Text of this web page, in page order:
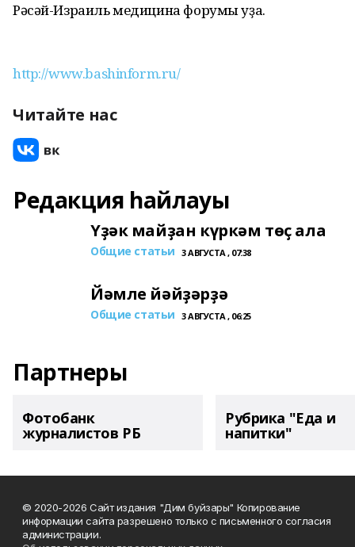
Рәсәй-Израиль медицина форумы уҙа.
http://www.bashinform.ru/
Читайте нас
Редакция һайлауы
Үҙәк майҙан күркәм төҫ ала
Общие статьи 3 АВГУСТА , 07:38
Йәмле йәйҙәрҙә
Общие статьи 3 АВГУСТА , 06:25
Партнеры
Фотобанк
журналистов РБ
Рубрика "Еда и
напитки"
© 2020-2026 Сайт издания "Дим буйзары" Копирование
информации сайта разрешено только с письменного согласия
администрации.